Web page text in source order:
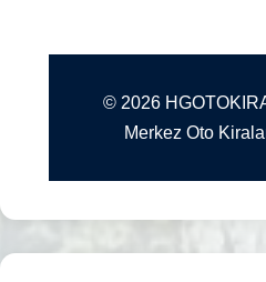
© 2026
Merkez Oto